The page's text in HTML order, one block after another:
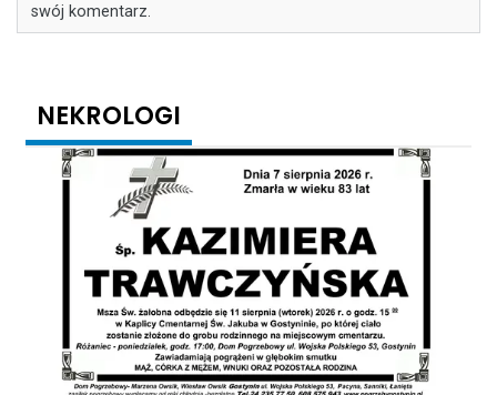
swój komentarz.
NEKROLOGI